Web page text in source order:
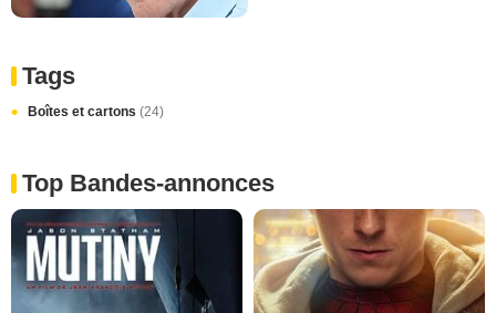
Tags
Boîtes et cartons (24)
Top Bandes-annonces